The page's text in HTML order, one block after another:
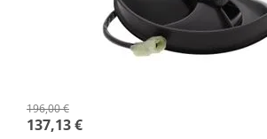
196,00 €
137,13 €